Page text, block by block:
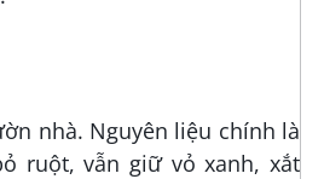
nhà. Nguyên liệu chính là
ruột, vẫn giữ vỏ xanh, xắt